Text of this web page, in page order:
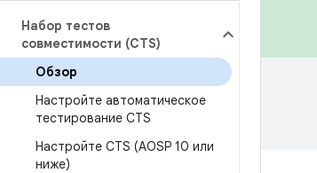
Набор тестов
совместимости (CTS)
Обзор
Настройте автоматическое
тестирование CTS
Настройте CTS (AOSP 10 или
ниже)